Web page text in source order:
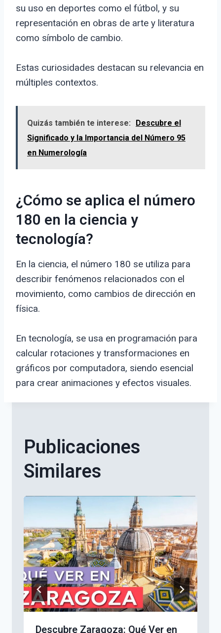
su uso en deportes como el fútbol, y su
representación en obras de arte y literatura
como símbolo de cambio.
Estas curiosidades destacan su relevancia en
múltiples contextos.
Quizás también te interese:
Descubre el
Significado y la Importancia del Número 95
en Numerología
¿Cómo se aplica el número
180 en la ciencia y
tecnología?
En la ciencia, el número 180 se utiliza para
describir fenómenos relacionados con el
movimiento, como cambios de dirección en
física.
En tecnología, se usa en programación para
calcular rotaciones y transformaciones en
gráficos por computadora, siendo esencial
para crear animaciones y efectos visuales.
Publicaciones
Similares
Descubre Zaragoza: Qué Ver en